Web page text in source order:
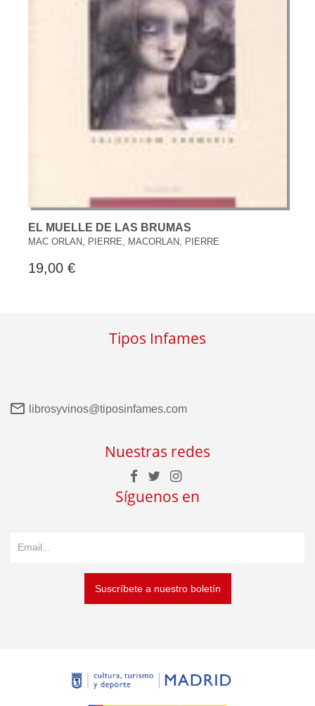
EL MUELLE DE LAS BRUMAS
MAC ORLAN, PIERRE, MACORLAN, PIERRE
19,00 €
Tipos Infames
librosyvinos@tiposinfames.com
Nuestras redes
Síguenos en
Suscríbete a nuestro boletín